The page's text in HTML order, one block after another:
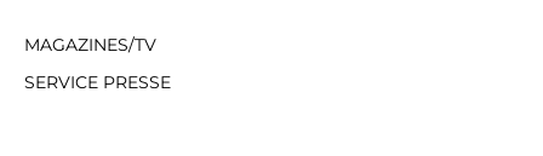
MAGAZINES/TV
SERVICE PRESSE